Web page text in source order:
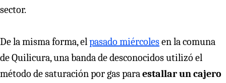
sector.
De la misma forma, elpasado miércolesen la comuna
de Quilicura, una banda de desconocidos utilizó el
método de saturación por gas paraestallar un cajero